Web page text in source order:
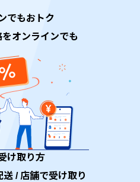
でもおトク
オンラインでも
け取り方
/ 店舗で受け取り